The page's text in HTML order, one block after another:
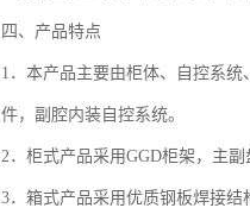
四、产品特点
1．本产品主要由柜体、自控系
件，副腔内装自控系统。
2．柜式产品采用GGD柜架，主
3．箱式产品采用优质钢板焊接结